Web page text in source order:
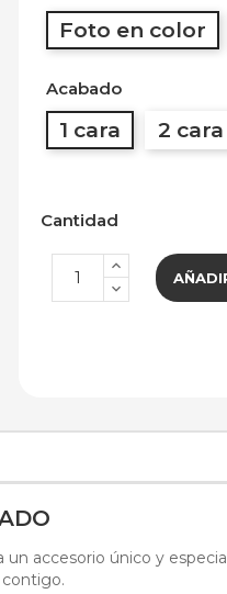
Foto en color
Acabado
1 cara 2 cara
Cantidad
accesorio único y